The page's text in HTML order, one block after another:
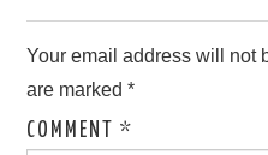
Your email address will not
are marked*
COMMENT*